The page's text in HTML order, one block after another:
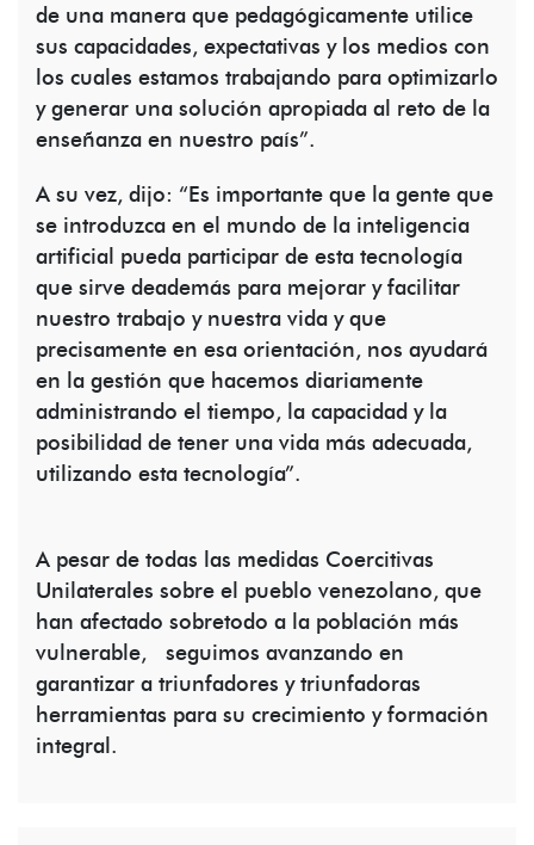
de una manera que pedagógicamente utilice
sus capacidades, expectativas y los medios con
los cuales estamos trabajando para optimizarlo
y generar una solución apropiada al reto de la
enseñanza en nuestro país”.
A su vez, dijo: “Es importante que la gente que
se introduzca en el mundo de la inteligencia
artificial pueda participar de esta tecnología
que sirve deademás para mejorar y facilitar
nuestro trabajo y nuestra vida y que
precisamente en esa orientación, nos ayudará
en la gestión que hacemos diariamente
administrando el tiempo, la capacidad y la
posibilidad de tener una vida más adecuada,
utilizando esta tecnología”.
A pesar de todas las medidas Coercitivas
Unilaterales sobre el pueblo venezolano, que
han afectado sobretodo a la población más
vulnerable, seguimos avanzando en
garantizar a triunfadores y triunfadoras
herramientas para su crecimiento y formación
integral.